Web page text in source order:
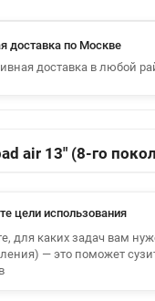
доставка по Москве
доставка в любой
air 13" (8-го
цели использования
для каких задач вам
— это поможет